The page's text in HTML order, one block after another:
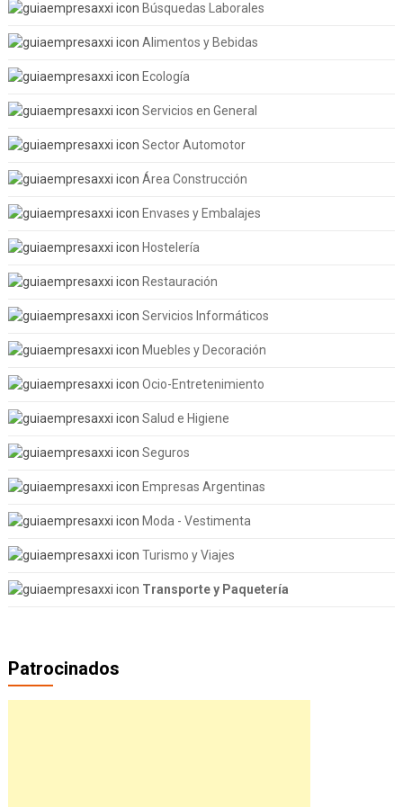
Búsquedas Laborales
Alimentos y Bebidas
Ecología
Servicios en General
Sector Automotor
Área Construcción
Envases y Embalajes
Hostelería
Restauración
Servicios Informáticos
Muebles y Decoración
Ocio-Entretenimiento
Salud e Higiene
Seguros
Empresas Argentinas
Moda - Vestimenta
Turismo y Viajes
Transporte y Paquetería
Patrocinados